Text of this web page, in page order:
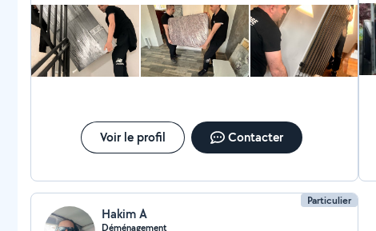
je serai ravi de vous aider.
Voir le profil Contacter
Particulier
Hakim A
Déménagement